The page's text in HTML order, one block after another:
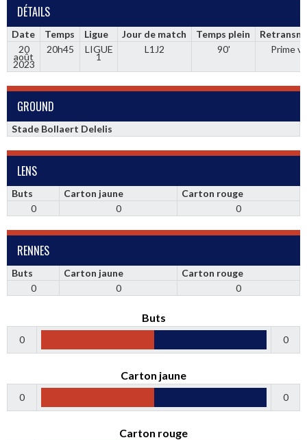
DÉTAILS
Date Temps Ligue Jour de match Temps plein
20
août
2023
20h45 LIGUE
1
L1J2 90' Prime
GROUND
Stade Bollaert Delelis
LENS
Buts Carton jaune
Carton rouge
0
0 0
RENNES
Buts Carton jaune
Carton rouge
0
0 0
Buts
0 0
Carton jaune
0 0
Carton rouge